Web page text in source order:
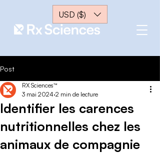
USD ($)
Post
Identifier les carences
nutritionnelles chez les
animaux de compagnie
RX Sciences™
3 mai 2024 2 min de lecture